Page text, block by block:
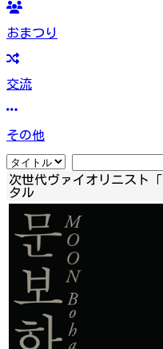
おまつり
交流
その他
次世代ヴァイオリニスト
タル